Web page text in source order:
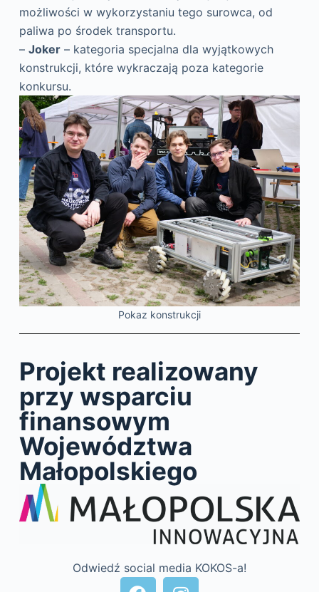
możliwości w wykorzystaniu tego surowca, od
paliwa po środek transportu.
– Joker– kategoria specjalna dla wyjątkowych
konstrukcji, które wykraczają poza kategorie
konkursu.
Pokaz konstrukcji
Projekt realizowany
przy wsparciu
finansowym
Województwa
Małopolskiego
Odwiedź social media KOKOS-a!